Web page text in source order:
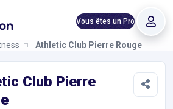
Vous êtes un Pro
Athletic Club Pierre Rouge
Club Pierre